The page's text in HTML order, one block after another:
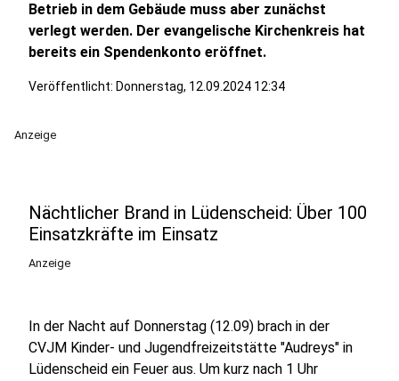
Betrieb in dem Gebäude muss aber zunächst
verlegt werden. Der evangelische Kirchenkreis hat
bereits ein Spendenkonto eröffnet.
Veröffentlicht: Donnerstag, 12.09.2024 12:34
Anzeige
Nächtlicher Brand in Lüdenscheid: Über 100
Einsatzkräfte im Einsatz
Anzeige
In der Nacht auf Donnerstag (12.09) brach in der
CVJM Kinder- und Jugendfreizeitstätte "Audreys" in
Lüdenscheid ein Feuer aus. Um kurz nach 1 Uhr